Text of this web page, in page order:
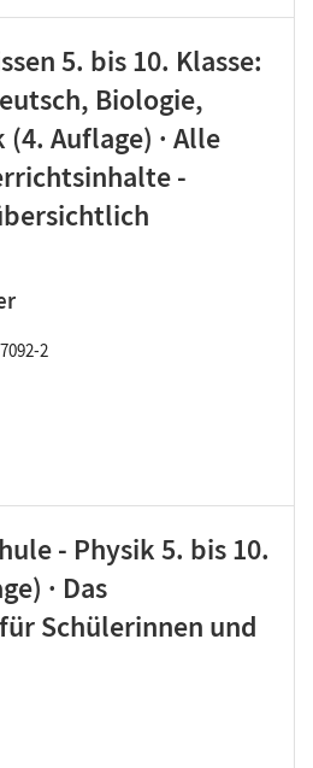
5. bis 10. Klasse:
Biologie,
Auflage) · Alle
-
2
- Physik 5. bis 10.
· Das
Schülerinnen und